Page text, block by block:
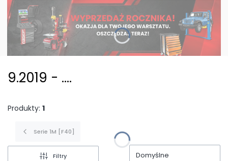
9.2019 - ....
Produkty: 1
Serie 1M [F40]
Filtry Domyślne